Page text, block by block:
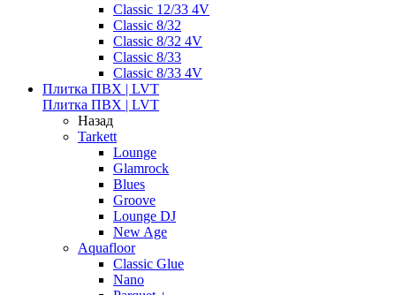
Classic 12/33 4V
Classic 8/32
Classic 8/32 4V
Classic 8/33
Classic 8/33 4V
Плитка ПВХ | LVT
Плитка ПВХ | LVT
Назад
Tarkett
Lounge
Glamrock
Blues
Groove
Lounge DJ
New Age
Aquafloor
Classic Glue
Nano